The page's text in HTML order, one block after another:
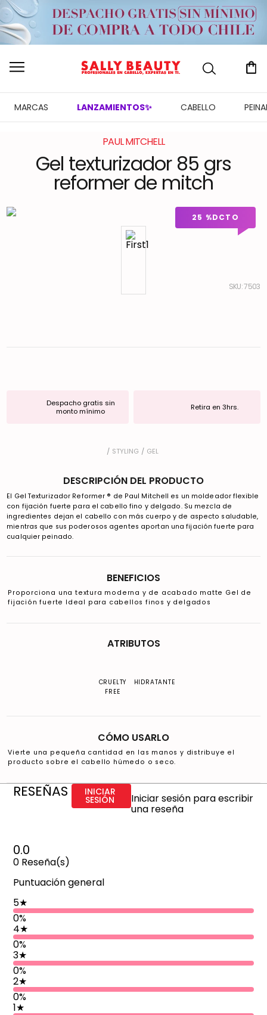
MARCAS LANZAMIENTOS✨ CABELLO
PAUL MITCHELL
Gel texturizador 85 grs
reformer de mitch
25 %DCTO
:7503
Despacho gratis sin
monto mínimo
Retira en 3hrs.
STYLING GEL
DESCRIPCIÓN DEL PRODUCTO
El Gel Texturizador Reformer ® de Paul Mitchell es un moldeador flexible
con fijación fuerte para el cabello fino y delgado. Su mezcla de
ingredientes dejan el cabello con más cuerpo y de aspecto saludable,
mientras que sus poderosos agentes aportan una fijación fuerte para
cualquier peinado.
BENEFICIOS
Proporciona una textura moderna y de acabado matte Gel de
fijación fuerte Ideal para cabellos finos y delgados
ATRIBUTOS
CRUELTY
FREE
HIDRATANTE
CÓMO USARLO
Vierte una pequeña cantidad en las manos y distribuye el
producto sobre el cabello húmedo o seco.
RESEÑAS INICIAR
SESIÓN Iniciar sesión para escribir
una reseña
0.0
0 Reseña(s)
Puntuación general
5★
0%
4★
0%
3★
0%
2★
0%
1★